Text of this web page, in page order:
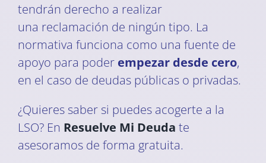
tendrán derecho a realizar
una reclamación de ningún tipo. La
normativa funciona como una fuente de
apoyo para poder empezar desde cero,
en el caso de deudas públicas o privadas.
¿Quieres saber si puedes acogerte a la
LSO? En Resuelve Mi Deuda te
asesoramos de forma gratuita.